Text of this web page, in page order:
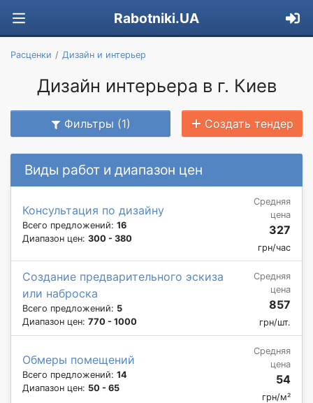
Rabotniki.UA
Расценки Дизайн и интерьер
Дизайн интерьера в г. Киев
Фильтры (1) Создать тендер
Виды работ и диапазон цен
Консультация по дизайну
Всего предложений: 16
Диапазон цен: 300 - 380
Средняя
цена
327
грн/час
Создание предварительного эскиза
или наброска
Всего предложений: 5
Диапазон цен: 770 - 1000
Средняя
цена
857
грн/шт.
Обмеры помещений
Всего предложений: 14
Диапазон цен: 50 - 65
Средняя
цена
54
грн/м²